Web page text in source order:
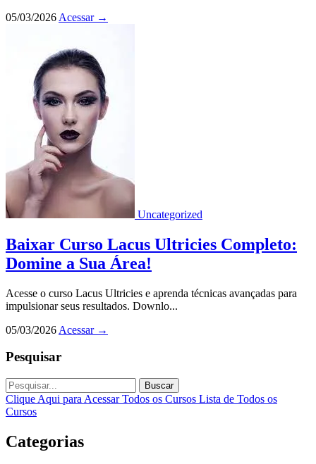
05/03/2026 Acessar →
Uncategorized
Baixar Curso Lacus Ultricies Completo:
Domine a Sua Área!
Acesse o curso Lacus Ultricies e aprenda técnicas avançadas para
impulsionar seus resultados. Downlo...
05/03/2026 Acessar →
Pesquisar
Buscar
Clique Aqui para Acessar Todos os Cursos Lista de Todos os
Cursos
Categorias